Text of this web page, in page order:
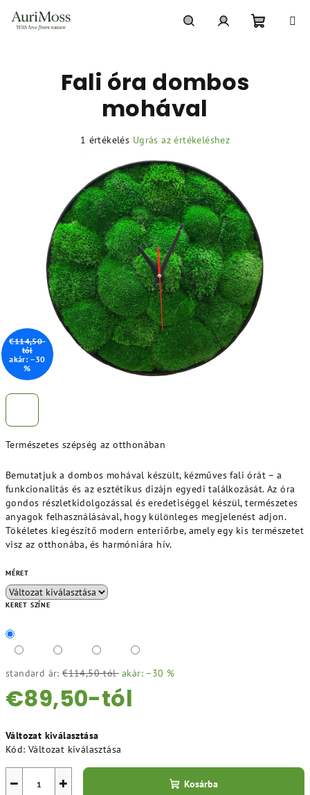
Természetes szépség az otthonában
Bemutatjuk a dombos mohával készült, kézműves fali órát – a
funkcionalitás és az esztétikus dizájn egyedi találkozását. Az óra
gondos részletkidolgozással és eredetiséggel készül, természetes
anyagok felhasználásával, hogy különleges megjelenést adjon.
Tökéletes kiegészítő modern enteriőrbe, amely egy kis természetet
visz az otthonába, és harmóniára hív.
MÉRET
KERET SZÍNE
standard ár: €114,50-tól akár: –30 %
€89,50-tól
Változat kiválasztása
Kód: Változat kiválasztása
+
− Kosárba
Fali óra dombos
mohával
A
átlagos
értékelése
5-
ből
5,0
csillag.
1 értékelés Ugrás az értékeléshez
€114,50-
tól
akár: –30
%